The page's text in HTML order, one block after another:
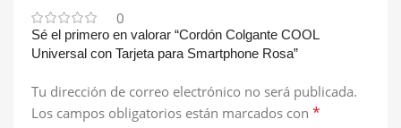
0
Sé el primero en valorar “Cordón Colgante COOL
Universal con Tarjeta para Smartphone Rosa”
Tu dirección de correo electrónico no será publicada.
Los campos obligatorios están marcados con *